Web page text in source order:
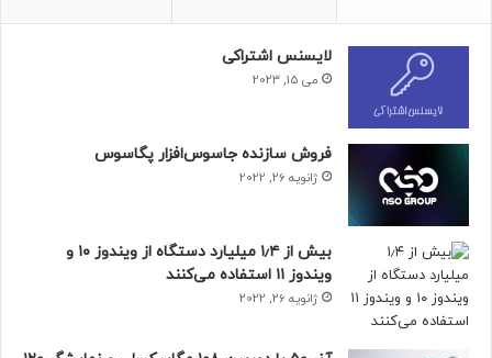
تقریبا چهار میلیون پرنده می‌توانند از کشتی‌ها در مدیترانه مرکزی
به عنوان مکان توقف استفاده کنند. برای مطالعه تاثیر ترافیک
دریایی بر مهاجرت پاییزی پرندگان به انجام پژوهش‌های بیشتری
حتما بخوانید :گلوگاه به فیبر نوری مبین‌نت متصل شد
منبع : زومیت
انرژی و محیط زیست علمی
لایسنس اشتراکی
می 15, 2023
فروش سازنده جاسوس‌افزار پگاسوس
ژانویه 26, 2022
بیش از ۱٫۴ میلیارد دستگاه از ویندوز ۱۰ و
ویندوز ۱۱ استفاده می‌کنند
ژانویه 26, 2022